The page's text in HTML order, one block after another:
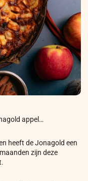
appel…
heeft de Jonagold een
zijn deze